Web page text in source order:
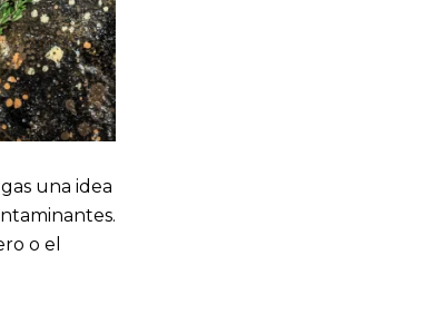
una idea
o el